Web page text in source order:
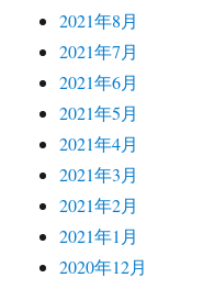
2021年8月
2021年7月
2021年6月
2021年5月
2021年4月
2021年3月
2021年2月
2021年1月
2020年12月